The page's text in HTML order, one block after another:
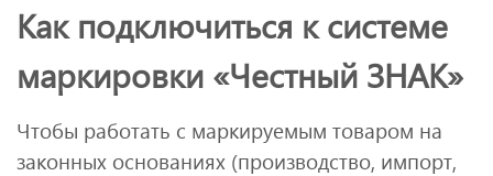
Как подключиться к системе
маркировки «Честный ЗНАК»
Чтобы работать с маркируемым товаром на
законных основаниях (производство, импорт,